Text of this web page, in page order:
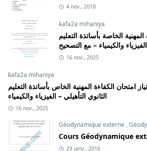
4 nov., 2018
kafa2a mihaniya
الخاصة بأساتذة التعليم
والكيمياء – مع التصحيح
16 nov., 2025
kafa2a mihaniya
امتحان الكفاءة المهنية الخاص بأساتذة التعليم
الثانوي التأهيلي – الفيزياء والكيمياء
16 nov., 2025
Géodynamique externe ,
Cours Géodynamique
29 janv., 2016